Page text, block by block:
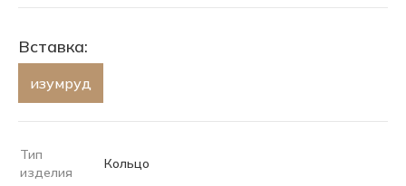
Вставка:
изумруд
Тип
изделия
Кольцо